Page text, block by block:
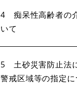
4 痴呆性高齢者の
いて
5 土砂災害防止法
警戒区域等の指定に